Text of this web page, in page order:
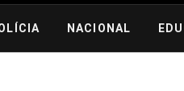
NACIONAL